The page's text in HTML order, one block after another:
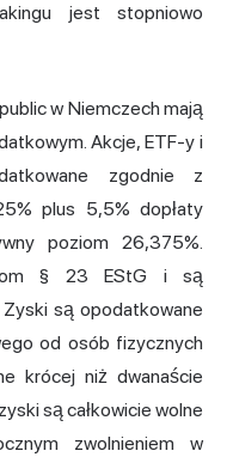
jest stopniowo
w Niemczech mają
Akcje, ETF-y i
zgodnie z
plus 5,5% dopłaty
poziom 26,375%.
§ 23 EStG i są
są opodatkowane
od osób fizycznych
krócej niż dwanaście
są całkowicie wolne
zwolnieniem w